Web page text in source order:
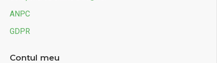
ANPC
GDPR
Contul meu